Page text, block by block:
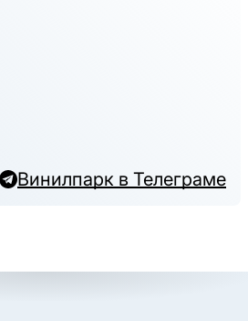
Винилпарк в Телеграме